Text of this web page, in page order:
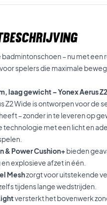
badmintonschoen – nu met
spelers die maximale
laag gewicht – Yonex Aerus
Z2 Wide is ontworpen voor
– zonder in te leveren op
met een licht en
& Power Cushion+bieden
explosieve afzet in één.
Meshzorgt voor uitstekende
tijdens lange wedstrijden.
versterkt het bovenwerk